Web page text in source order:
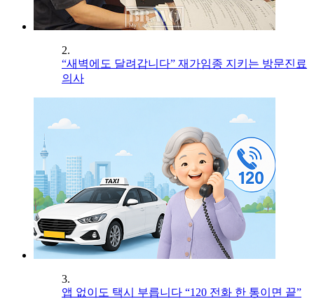
2.
“새벽에도 달려갑니다” 재가임종 지키는 방문진료
의사
3.
앱 없이도 택시 부릅니다 “120 전화 한 통이면 끝”